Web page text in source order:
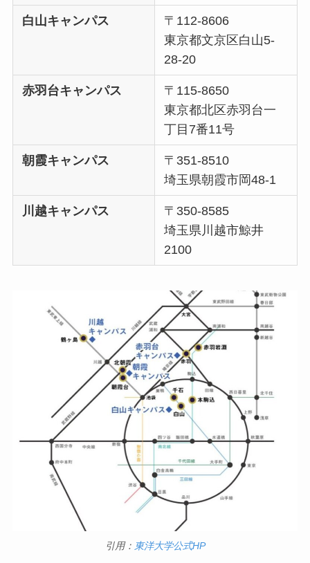
白山キャンパス
〒112-8606
東京都文京区白山5-
28-20
赤羽台キャンパス
〒115-8650
東京都北区赤羽台一
丁目7番11号
朝霞キャンパス
〒351-8510
埼玉県朝霞市岡48-1
川越キャンパス
〒350-8585
埼玉県川越市鯨井
2100
引用： 東洋大学公式HP